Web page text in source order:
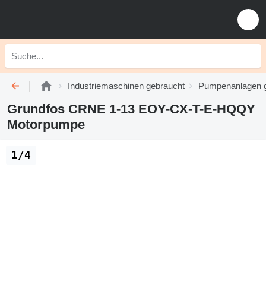
Industriemaschinen gebraucht Pumpenanlagen
Grundfos CRNE 1-13 EOY-CX-T-E-HQQY
Motorpumpe
1/4